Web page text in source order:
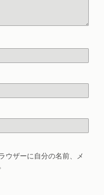
ウザーに自分の名前、メ